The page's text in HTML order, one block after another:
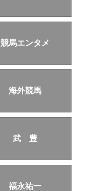
競馬エンタメ
海外競馬
武 豊
福永祐一